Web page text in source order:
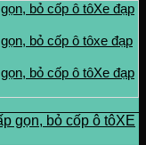
Xe đạp
xe đạp
Xe đạp
XE